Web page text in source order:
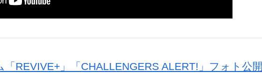
REVIVE+」「CHALLENGERS ALERT!」フォト公開